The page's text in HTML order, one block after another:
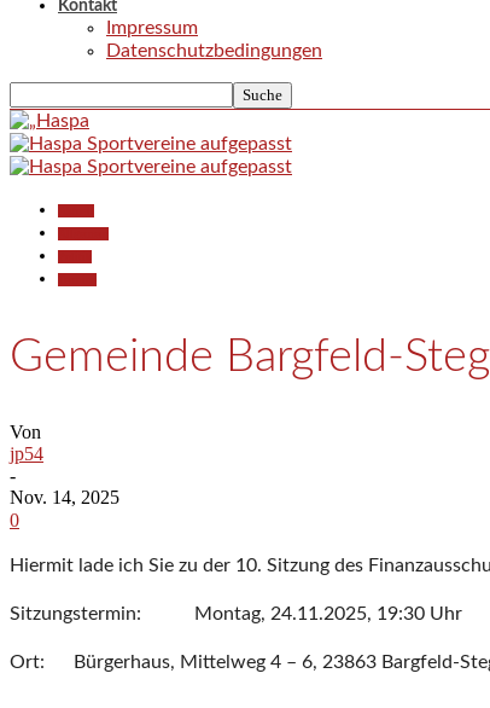
Kontakt
Impressum
Datenschutzbedingungen
Gemeinde Bargfeld-
Von
jp54
-
Nov. 14, 2025
0
Hiermit lade ich Sie zu der 10. Sitzung des
Sitzungstermin: Montag, 24.11.2025, 19:30 Uhr
Ort: Bürgerhaus, Mittelweg 4 – 6, 23863 Bargfeld-